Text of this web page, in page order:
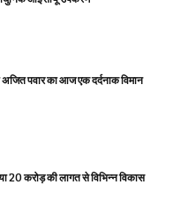
अजित पवार का आज एक दर्दनाक विमान
20 करोड़ की लागत से विभिन्न विकास